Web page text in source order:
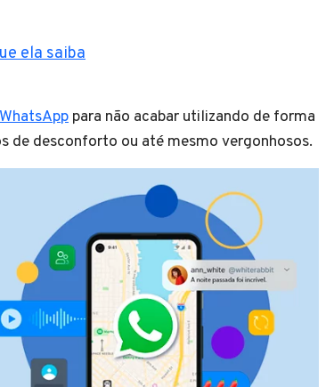
ela saiba
WhatsApp para não acabar utilizando de forma
de desconforto ou até mesmo vergonhosos.